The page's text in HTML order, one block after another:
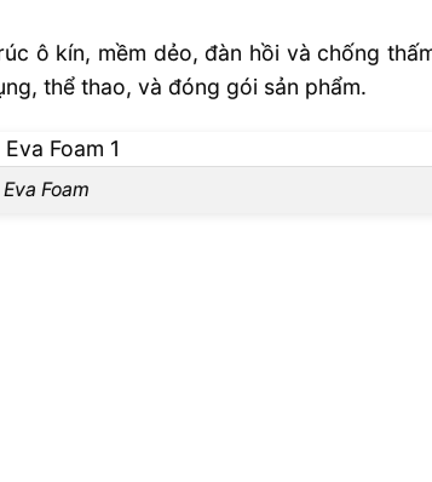
ô kín, mềm dẻo, đàn hồi và chống
thể thao, và đóng gói sản phẩm.
Foam